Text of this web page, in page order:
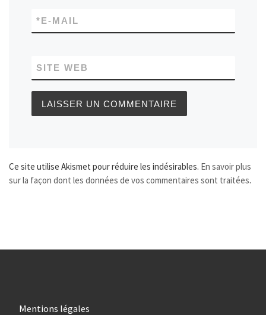
E-MAIL
*
SITE WEB
Ce site utilise Akismet pour réduire les indésirables. En savoir plus
sur la façon dont les données de vos commentaires sont traitées.
Mentions légales